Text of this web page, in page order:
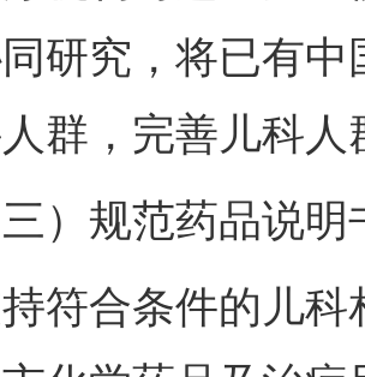
研究，将已有
群，完善儿科
规范药品说明
合条件的儿科